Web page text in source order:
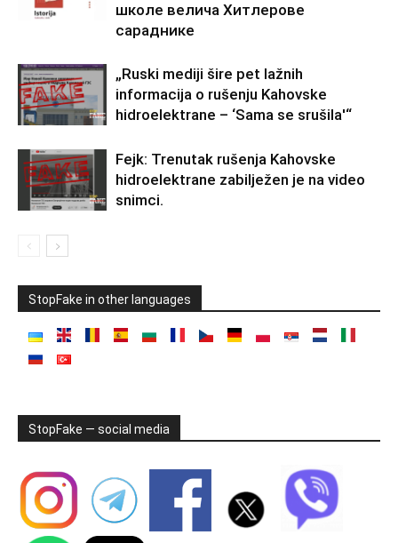
школе велича Хитлерове
сараднике
„Ruski mediji šire pet lažnih
informacija o rušenju Kahovske
hidroelektrane – ‘Sama se srušila'“
Fejk: Trenutak rušenja Kahovske
hidroelektrane zabilježen je na video
snimci.
StopFake in other languages
StopFake — social media